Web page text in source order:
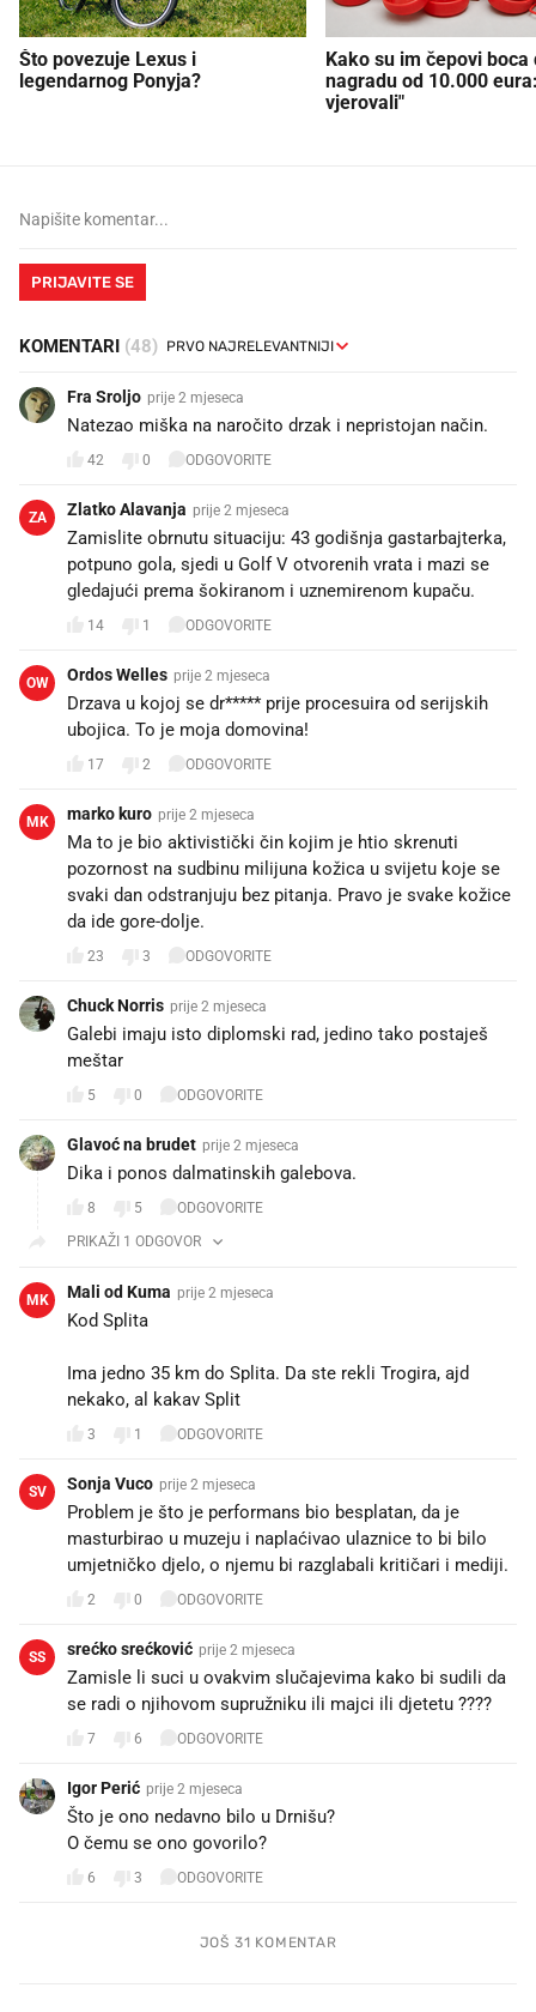
Što povezuje Lexus i
legendarnog Ponyja?
Kako su im čepovi boca
nagradu od 10.000
vjerovali"
PRIJAVITE SE
KOMENTARI (48)
Fra Sroljo prije 2 mjeseca
Natezao miška na naročito drzak i nepristojan način.
42 0 ODGOVORITE
ZA Zlatko Alavanja prije 2 mjeseca
Zamislite obrnutu situaciju: 43 godišnja gastarbajterka,
potpuno gola, sjedi u Golf V otvorenih vrata i mazi se
gledajući prema šokiranom i uznemirenom kupaču.
14 1 ODGOVORITE
OW Ordos Welles prije 2 mjeseca
Drzava u kojoj se dr***** prije procesuira od serijskih
ubojica. To je moja domovina!
17 2 ODGOVORITE
MK marko kuro prije 2 mjeseca
Ma to je bio aktivistički čin kojim je htio skrenuti
pozornost na sudbinu milijuna kožica u svijetu koje se
svaki dan odstranjuju bez pitanja. Pravo je svake kožice
da ide gore-dolje.
23 3 ODGOVORITE
Chuck Norris prije 2 mjeseca
Galebi imaju isto diplomski rad, jedino tako postaješ
meštar
5 0 ODGOVORITE
Glavoć na brudet prije 2 mjeseca
Dika i ponos dalmatinskih galebova.
8 5
ODGOVORITE
PRIKAŽI 1 ODGOVOR
MK Mali od Kuma prije 2 mjeseca
Kod Splita 🤣
Ima jedno 35 km do Splita. Da ste rekli Trogira, ajd
nekako, al kakav Split 🤦🏻‍♂️
3 1 ODGOVORITE
SV Sonja Vuco prije 2 mjeseca
Problem je što je performans bio besplatan, da je
masturbirao u muzeju i naplaćivao ulaznice to bi bilo
umjetničko djelo, o njemu bi razglabali kritičari i mediji.
2 0 ODGOVORITE
SS srećko srećković prije 2 mjeseca
Zamisle li suci u ovakvim slučajevima kako bi sudili da
se radi o njihovom supružniku ili majci ili djetetu ????
7 6 ODGOVORITE
Igor Perić prije 2 mjeseca
Što je ono nedavno bilo u Drnišu?
O čemu se ono govorilo?
6 3 ODGOVORITE
JOŠ 31 KOMENTAR